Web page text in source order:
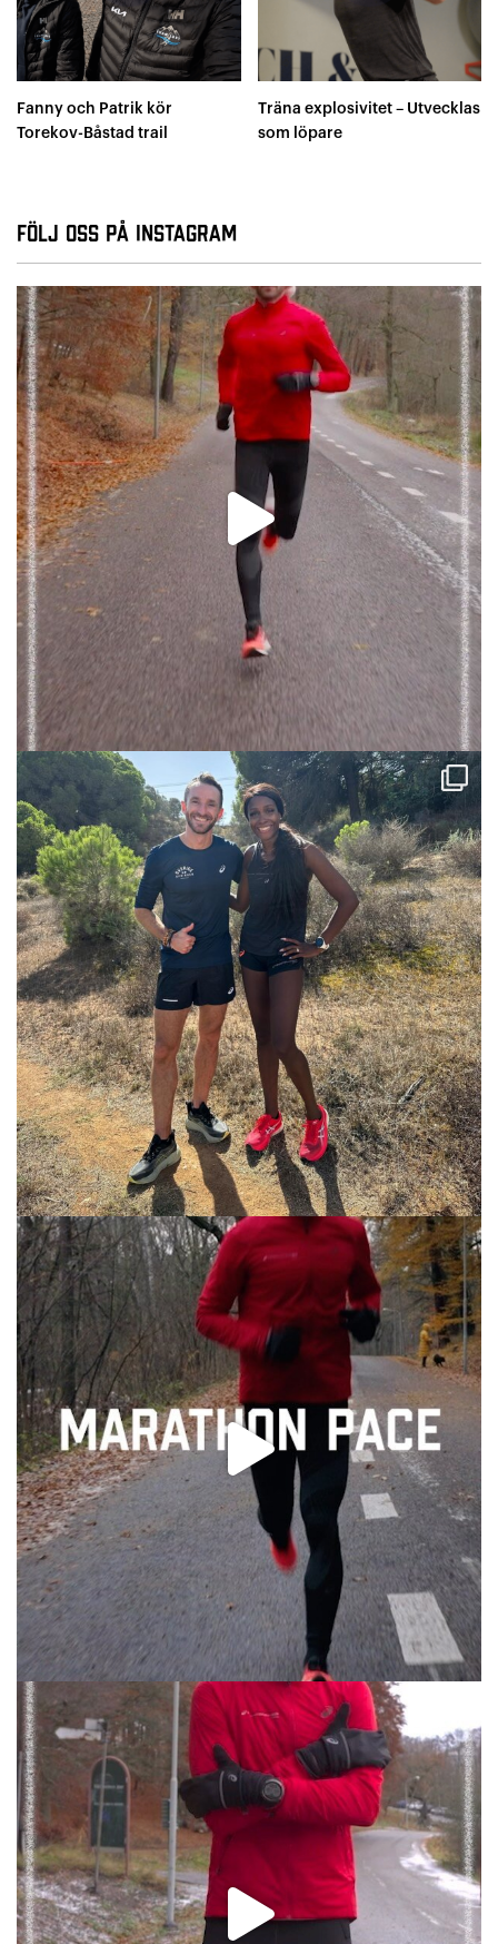
Fanny och Patrik kör
Torekov-Båstad trail
Träna explosivitet – Utvecklas
som löpare
Följ oss på Instagram